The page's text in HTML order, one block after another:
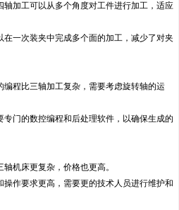
加工可以从多个角度对工件进行加工，适应
一次装夹中完成多个面的加工，减少了对夹
程比三轴加工复杂，需要考虑旋转轴的运
门的数控编程和后处理软件，以确保生成的
机床更复杂，价格也更高。
作要求更高，需要更的技术人员进行维护和